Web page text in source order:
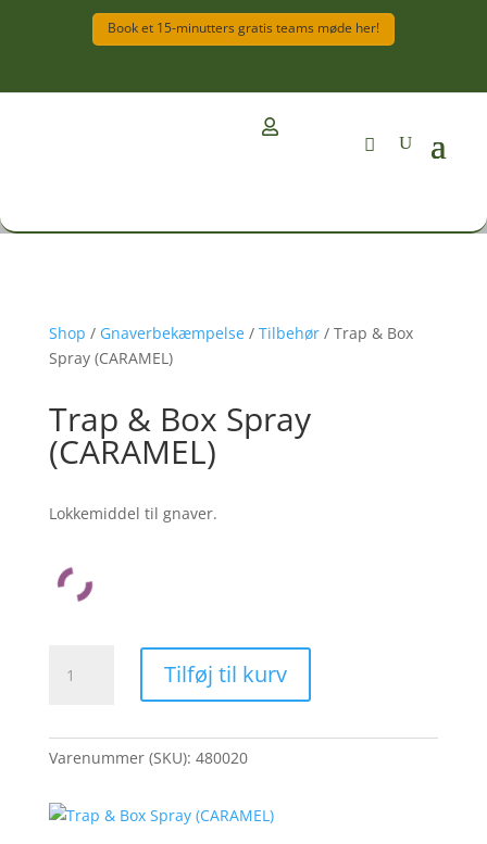
Book et 15-minutters gratis teams møde her!

Shop / Gnaverbekæmpelse/ Tilbehør/ Trap & Box
Spray (CARAMEL)
Trap & Box Spray
(CARAMEL)
Lokkemiddel til gnaver.
(CARAMEL)
Tilføj til kurv
Varenummer (SKU): 480020